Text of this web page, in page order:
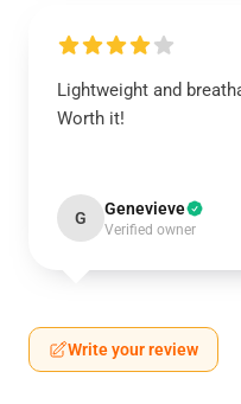
Lightweight and
Worth it!
G Genevieve
Verified owner
Write your review